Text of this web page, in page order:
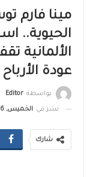
مينا فارم
الحيوية..
عودة الأرباح
بواسطة Editor
نشر في الخميس, 6 أغسطس , 2026, الساعة 1:36 م
شارك